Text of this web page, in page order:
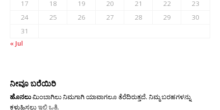
17
18 19 20 21 22
23
24
25 26 27 28 29
30
31
« Jul
ನೀವೂ ಬರೆಯಿರಿ
ಹೊನಲುಮಿಂಬಾಗಿಲು ನಿಮಗಾಗಿ ಯಾವಾಗಲೂ ತೆರೆದಿರುತ್ತದೆ. ನಿಮ್ಮ ಬರಹಗಳನ್ನು
ಕಳುಹಿಸಲುಇಲ್ಲಿ ಒತ್ತಿ.